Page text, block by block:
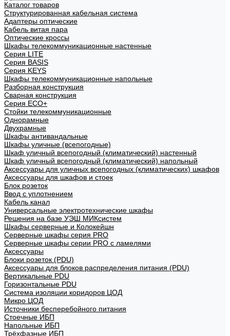
Каталог товаров
Структурированная кабельная система
Адаптеры оптические
Кабель витая пара
Оптические кроссы
Шкафы телекоммуникационные настенные
Cерия LITE
Cерия BASIS
Cерия KEYS
Шкафы телекоммуникационные напольные
Разборная конструкция
Сварная конструкция
Серия ECO+
Стойки телекоммуникационные
Однорамные
Двухрамные
Шкафы антивандальные
Шкафы уличные (всепогодные)
Шкаф уличный всепогодный (климатический) настенный
Шкаф уличный всепогодный (климатический) напольный
Аксессуары для уличных всепогодных (климатических) шкафов
Аксессуары для шкафов и стоек
Блок розеток
Ввод с уплотнением
Кабель канал
Универсальные электротехнические шкафы
Решения на базе УЭШ МИКсистем
Шкафы серверные и Колокейшн
Серверные шкафы серия PRO
Серверные шкафы серии PRO с ламелями
Аксессуары
Блоки розеток (PDU)
Аксессуары для блоков распределения питания (PDU)
Вертикальные PDU
Горизонтальные PDU
Система изоляции коридоров ЦОД
Микро ЦОД
Источники бесперебойного питания
Стоечные ИБП
Напольные ИБП
Трёхфазные ИБП